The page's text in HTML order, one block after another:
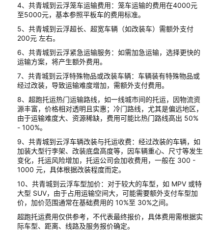
4、共青城到云浮笼车运输费用：笼车运输的费用在4000元
至5000元，基本参照平板车的费用标准。
5、共青城到云浮超长、超宽车辆（如改装车）需额外支付
200元 左右。
6、共青城到云浮紧急运输服务：如需加急运输，选择更快的
运输方案，将产生额外费用。
7、共青城到云浮特殊物品或改装车辆：车辆装有特殊物品或
经过改装，导致运输难度增加，需额外支付费用。
8、超跑托运热门运输路线，如一线城市间的托运，因物流资
源丰富，价格相对透明且实惠；冷门路线，尤其是偏远地区，
由于运输难度大、资源稀缺，费用可能比热门路线高出 50%
- 100%。
9、共青城到云浮车辆改装与托运收费：经过改装的车辆，如
加装大型行李架、改装底盘高度等，因车辆重心、尺寸等发生
变化，托运风险增加，托运公司会加收费用，一般在 300 -
1000 元，具体根据改装程度而定。
10、共青城到云浮车型加价：对于较大的车型，如 MPV 或特
大型 SUV，由于占用运输空间大，可能需要额外支付车型加
价，加价范围通常在基础费用的 10%至 30%之间。
超跑托运费用仅供参考，不代表最终报价，具体费用需根据实
际车型、距离、线路及服务报价确定。